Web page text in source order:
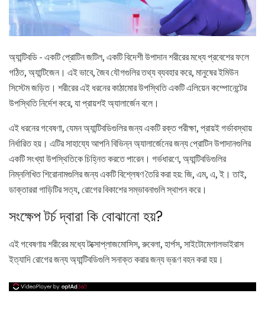
অ্যান্টিবডি - একটি প্রোটিন জটিল, একটি বিদেশী উপাদান শরীরের মধ্যে প্রবেশের ফলে
গঠিত, অ্যান্টিজেন। এই ভাবে, জৈব যৌগগুলির তথ্য ব্যবহার করে, মানুষের ইমিউন
সিস্টেম জড়িত। শরীরের এই ধরনের কাঠামোর উপস্থিতি একটি এলিয়েন কম্পোনেন্টের
উপস্থিতি নির্দেশ করে, যা প্রায়শই অ্যালার্জেন বলে।
এই ধরনের গবেষণা, যেমন অ্যান্টিবডিগুলির জন্য একটি রক্ত ​​পরীক্ষা, প্রায়ই গর্ভাবস্থায়
নির্ধারিত হয়। এটির সাহায্যে আপনি বিভিন্ন অ্যালার্জেনের জন্য প্রোটিন উপাদানগুলির
একটি সংখ্যা উপস্থিতিকে চিহ্নিত করতে পারেন। গর্ভধারণে, অ্যান্টিবডিগুলির
নিম্নলিখিত শিরোনামগুলির জন্য একটি বিশ্লেষণ তৈরি করা হয়: জি, এম, এ, ই। তাই,
ডাক্তাররা গাড়িটির সত্য, রোগের বিকাশের সম্ভাবনাগুলি স্থাপন করে।
সংক্ষেপ টর্চ দ্বারা কি বোঝানো হয়?
এই গবেষণায় শরীরের মধ্যে টক্সোপ্লাজমোসিস, রুবেলা, হার্পস, সাইটোমেগালভাইরাস
ইত্যাদি রোগের জন্য অ্যান্টিবডিগুলি সনাক্ত করার জন্য ভ্রূণ বহন করা হয়।